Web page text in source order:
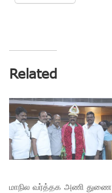
Related
மாநில வர்த்தக அணி துணை